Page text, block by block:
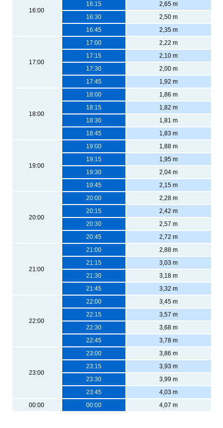
16:00
16:15
2,65 m
16:30
2,50 m
16:45
2,35 m
17:00
17:00
2,22 m
17:15
2,10 m
17:30
2,00 m
17:45
1,92 m
18:00
18:00
1,86 m
18:15
1,82 m
18:30
1,81 m
18:45
1,83 m
19:00
19:00
1,88 m
19:15
1,95 m
19:30
2,04 m
19:45
2,15 m
20:00
20:00
2,28 m
20:15
2,42 m
20:30
2,57 m
20:45
2,72 m
21:00
21:00
2,88 m
21:15
3,03 m
21:30
3,18 m
21:45
3,32 m
22:00
22:00
3,45 m
22:15
3,57 m
22:30
3,68 m
22:45
3,78 m
23:00
23:00
3,86 m
23:15
3,93 m
23:30
3,99 m
23:45
4,03 m
00:00
00:00 4,07 m